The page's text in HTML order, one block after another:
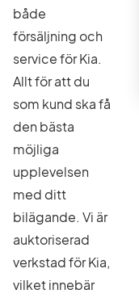
både
försäljning och
service för Kia.
Allt för att du
som kund ska få
den bästa
möjliga
upplevelsen
med ditt
bilägande. Vi är
auktoriserad
verkstad för Kia,
vilket innebär